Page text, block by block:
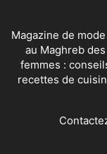
Magazine de
au Maghreb
femmes :
recettes de